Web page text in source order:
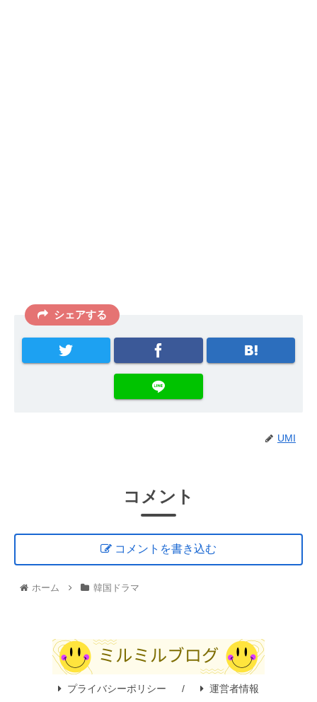
シェアする
UMI
コメント
コメントを書き込む
ホーム 韓国ドラマ
プライバシーポリシー 運営者情報